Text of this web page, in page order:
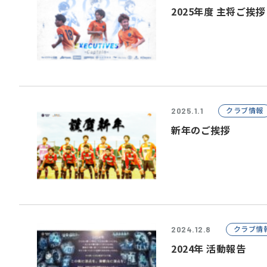
2025年度 主将ご挨拶
2025.1.1 クラブ情報
新年のご挨拶
2024.12.8 クラブ情
2024年 活動報告